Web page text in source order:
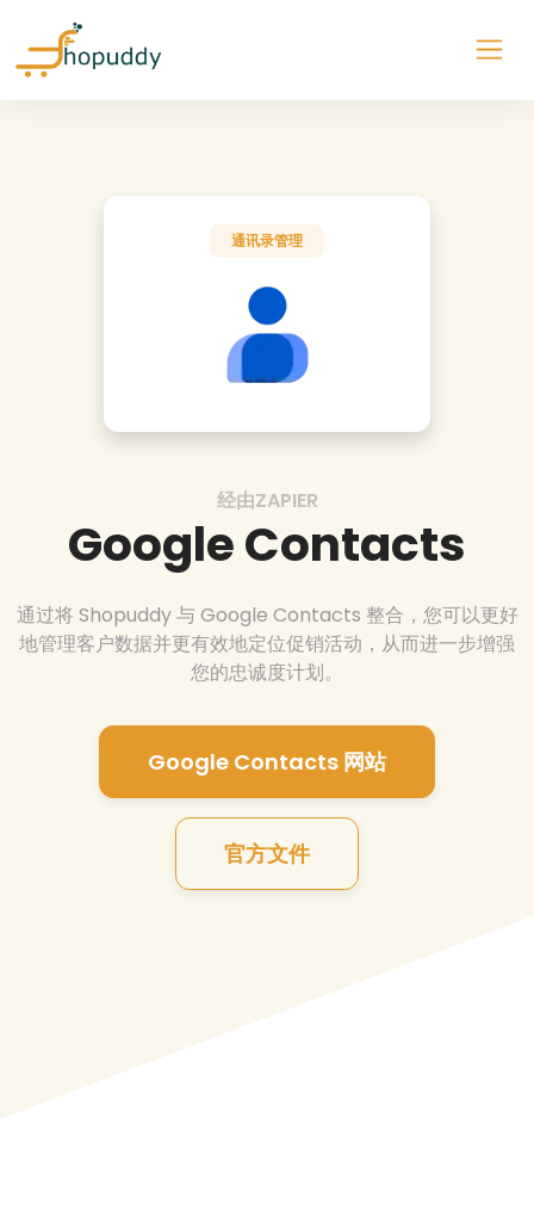
通讯录管理
经由ZAPIER
Google Contacts
通过将 Shopuddy 与 Google Contacts 整合，您可以更好
地管理客户数据并更有效地定位促销活动，从而进一步增强
您的忠诚度计划。
Google Contacts 网站
官方文件